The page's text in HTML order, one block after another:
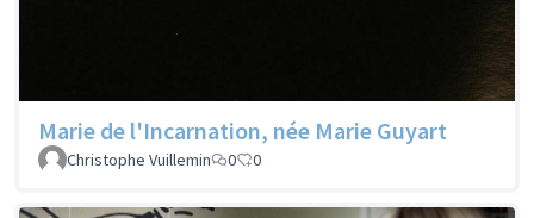
Marie de l'Incarnation, née Marie Guyart
Christophe Vuillemin 0 0